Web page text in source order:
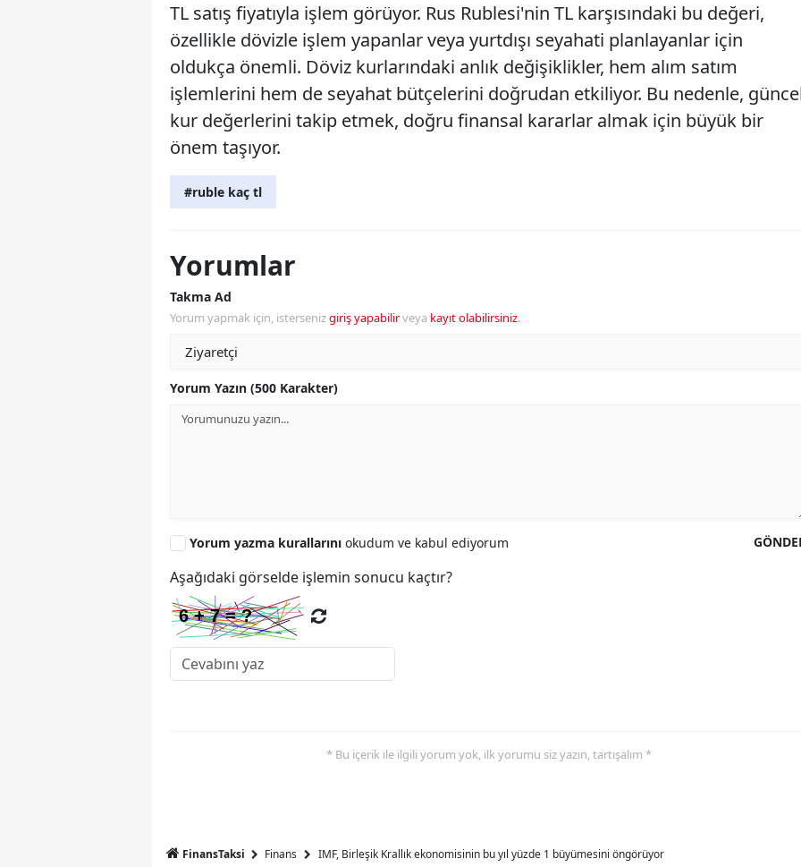
TL satış fiyatıyla işlem görüyor. Rus Rublesi'nin TL karşısındaki bu değeri,
özellikle dövizle işlem yapanlar veya yurtdışı seyahati planlayanlar için
oldukça önemli. Döviz kurlarındaki anlık değişiklikler, hem alım satım
işlemlerini hem de seyahat bütçelerini doğrudan etkiliyor. Bu nedenle,
kur değerlerini takip etmek, doğru finansal kararlar almak için büyük bir
önem taşıyor.
#ruble kaç tl
Yorumlar
Takma Ad
Yorum yapmak için, istersenizgiriş yapabilirveya kayıt olabilirsiniz.
Yorum Yazın (500 Karakter)
Yorum yazma kurallarını okudum ve kabul ediyorum
Aşağıdaki görselde işlemin sonucu kaçtır?
* Bu içerik ile ilgili yorum yok, ilk yorumu siz yazın, tartışalım *
FinansTaksi Finans IMF, Birleşik Krallık ekonomisinin bu yıl yüzde 1 büyümesini öngörüyor